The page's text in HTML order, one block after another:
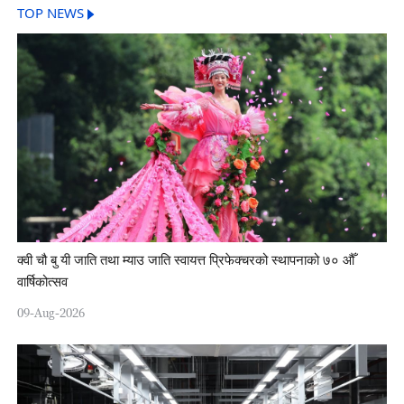
TOP NEWS
क्वी चौ बु यी जाति तथा म्याउ जाति स्वायत्त प्रिफेक्चरको स्थापनाको ७० औँ
वार्षिकोत्सव
09-Aug-2026